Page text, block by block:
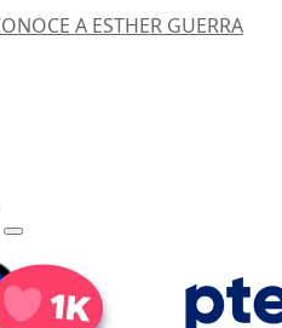
A ESTHER GUERRA